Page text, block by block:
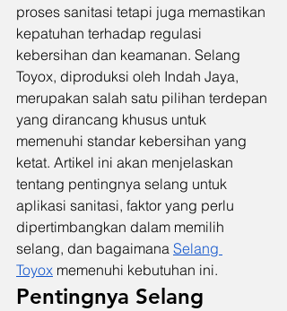
proses sanitasi tetapi juga memastikan
kepatuhan terhadap regulasi
kebersihan dan keamanan. Selang
Toyox, diproduksi oleh Indah Jaya,
merupakan salah satu pilihan terdepan
yang dirancang khusus untuk
memenuhi standar kebersihan yang
ketat. Artikel ini akan menjelaskan
tentang pentingnya selang untuk
aplikasi sanitasi, faktor yang perlu
dipertimbangkan dalam memilih
selang, dan bagaimana Selang
Toyox memenuhi kebutuhan ini.
Pentingnya Selang